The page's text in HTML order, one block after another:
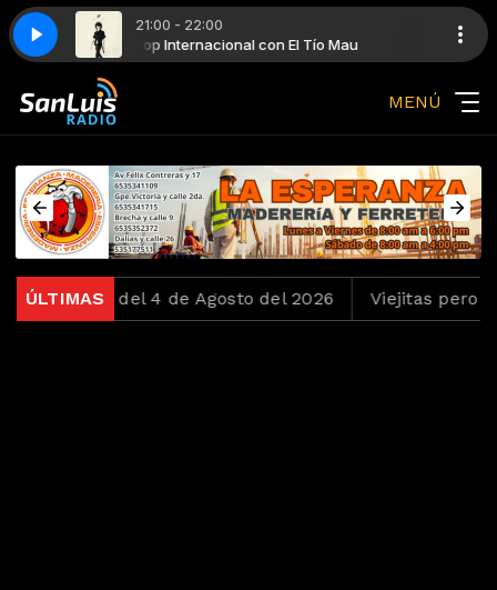
21:00 - 22:00
Mau Top Internacional con El Tío Mau
LP - Lost on You
MENÚ
ÚLTIMASdel 4 de Agosto del 2026 Viejitas pero